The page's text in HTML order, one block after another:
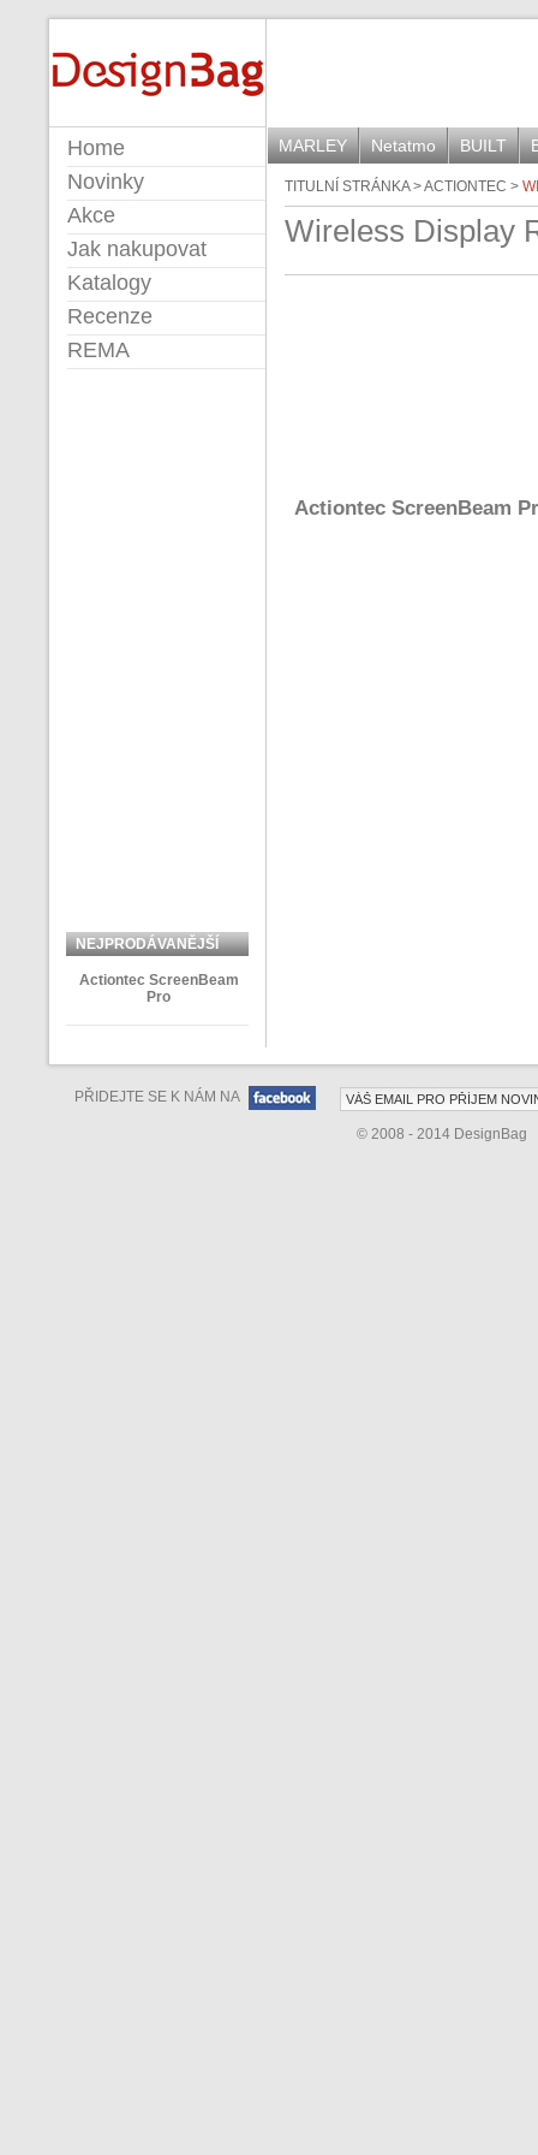
MARLEY Netatmo BUILT
TITULNÍ STRÁNKA>ACTIONTEC >
Wireless Display
Actiontec ScreenBeam
Home
Novinky
Akce
Jak nakupovat
Katalogy
Recenze
REMA
NEJPRODÁVANĚJŠÍ
Actiontec ScreenBeam
Pro
PŘIDEJTE SE K NÁM NA
© 2008 - 2014 DesignBag
DESIGNBAG